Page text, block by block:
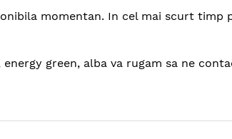
momentan. In cel mai scurt timp
green, alba va rugam sa ne